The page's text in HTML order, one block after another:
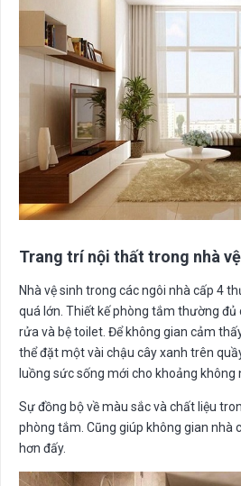
Trang trí nội thất trong nhà
Nhà vệ sinh trong các ngôi nhà cấp 4
quá lớn. Thiết kế phòng tắm thường đủ
rửa và bệ toilet. Để không gian cảm
thể đặt một vài chậu cây xanh trên
luồng sức sống mới cho khoảng không
Sự đồng bộ về màu sắc và chất liệu
phòng tắm. Cũng giúp không gian nhà
hơn đấy.